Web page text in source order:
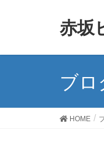
赤坂
ブロ
HOME